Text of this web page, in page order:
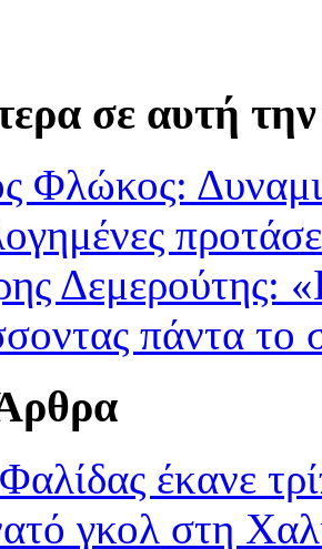
σε αυτή
Φλώκος:
Δεμερούτης:
πάντα το
έκανε
γκολ στη